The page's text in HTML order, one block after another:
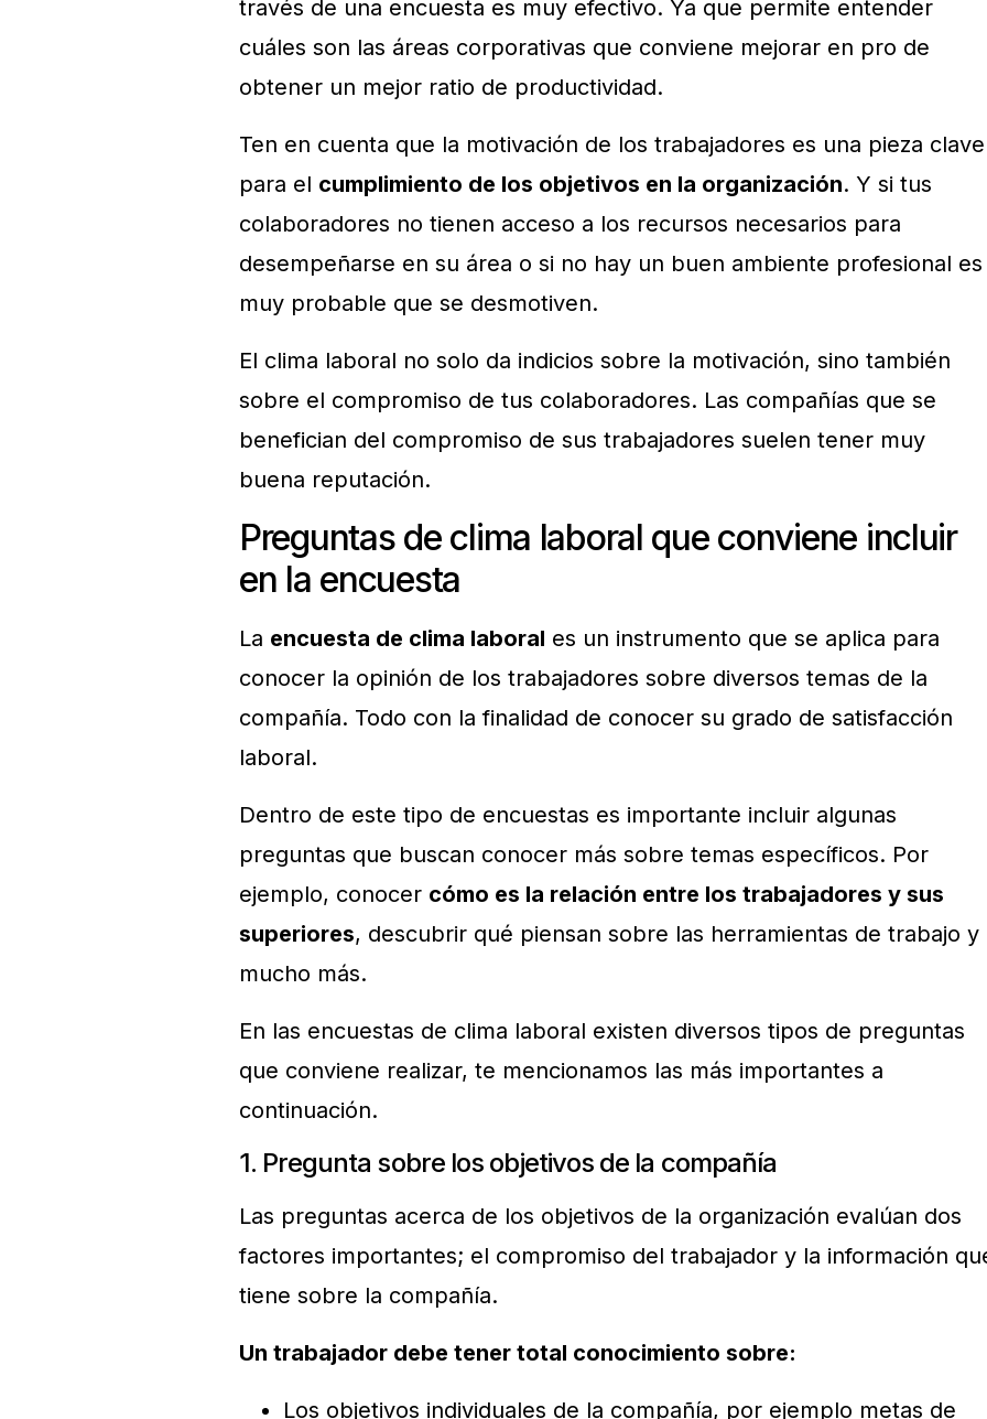
través de una encuesta es muy efectivo. Ya que permite entender
cuáles son las áreas corporativas que conviene mejorar en pro de
obtener un mejor ratio de productividad.
Ten en cuenta que la motivación de los trabajadores es una pieza clave
para el cumplimiento de los objetivos en la organización. Y si tus
colaboradores no tienen acceso a los recursos necesarios para
desempeñarse en su área o si no hay un buen ambiente profesional es
muy probable que se desmotiven.
El clima laboral no solo da indicios sobre la motivación, sino también
sobre el compromiso de tus colaboradores. Las compañías que se
benefician del compromiso de sus trabajadores suelen tener muy
buena reputación.
Preguntas de clima laboral que conviene incluir
en la encuesta
La encuesta de clima laboral es un instrumento que se aplica para
conocer la opinión de los trabajadores sobre diversos temas de la
compañía. Todo con la finalidad de conocer su grado de satisfacción
laboral.
Dentro de este tipo de encuestas es importante incluir algunas
preguntas que buscan conocer más sobre temas específicos. Por
ejemplo, conocer cómo es la relación entre los trabajadores y sus
superiores, descubrir qué piensan sobre las herramientas de trabajo y
mucho más.
En las encuestas de clima laboral existen diversos tipos de preguntas
que conviene realizar, te mencionamos las más importantes a
continuación.
1. Pregunta sobre los objetivos de la compañía
Las preguntas acerca de los objetivos de la organización evalúan dos
factores importantes; el compromiso del trabajador y la información
tiene sobre la compañía.
Un trabajador debe tener total conocimiento sobre:
Los objetivos individuales de la compañía, por ejemplo metas de